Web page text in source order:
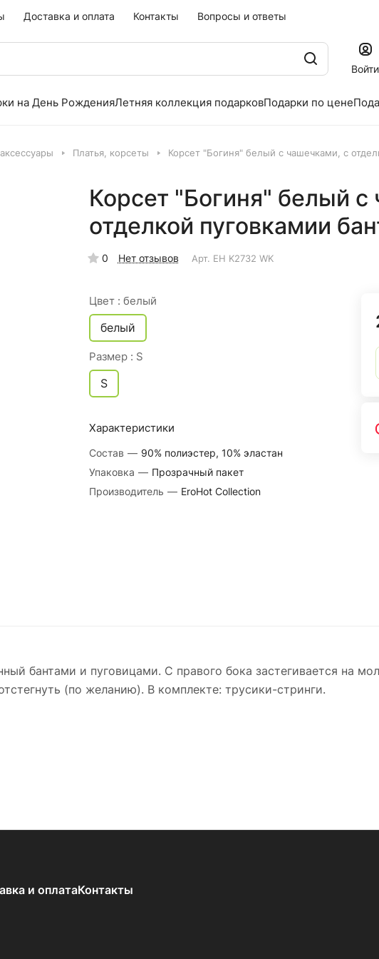
Доставка и оплата Контакты Вопросы и ответы
Войти
на День РожденияЛетняя коллекция подарковПодарки по цене
Платья, корсеты Корсет "Богиня" белый с чашечками, с
Корсет "Богиня" белый
отделкой пуговкамии
0 Нет отзывов Арт. EH K2732 WK
Цвет : белый
белый
Размер : S
S
Характеристики
Состав — 90% полиэстер, 10% эластан
Упаковка — Прозрачный пакет
Производитель — EroHot Collection
бантами и пуговицами. С правого бока застегивается на
(по желанию). В комплекте: трусики-стринги.
и оплатаКонтакты